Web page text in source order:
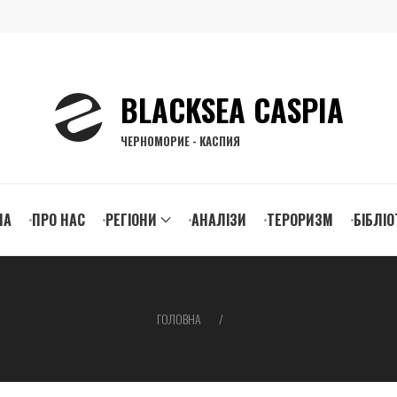
BLACKSEA CASPIA
ЧЕРНОМОРИЕ - КАСПИЯ
ПРО НАС РЕГІОНИ АНАЛІЗИ ТЕРОРИЗМ
ГОЛОВНА